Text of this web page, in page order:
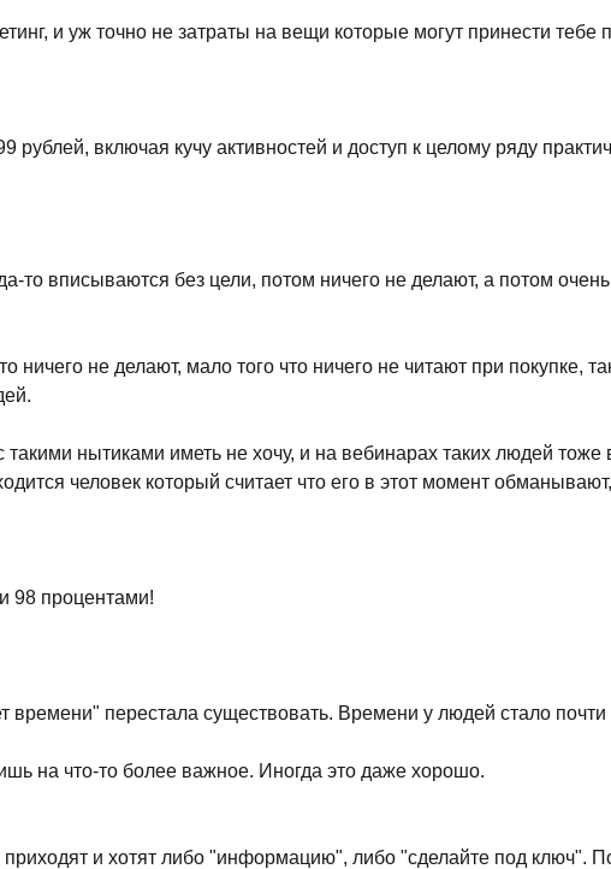
и уж точно не затраты на вещи которые могут принести
включая кучу активностей и доступ к целому ряду
то вписываются без цели, потом ничего не делают, а потом
не делают, мало того что ничего не читают при покупке,
нытиками иметь не хочу, и на вебинарах таких людей тоже
человек который считает что его в этот момент
98 процентами!
перестала существовать. Времени у людей стало
на что-то более важное. Иногда это даже хорошо.
и хотят либо "информацию", либо "сделайте под ключ".